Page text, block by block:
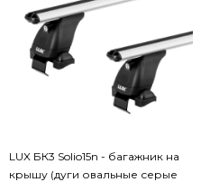
LUX БК3 Solio15n - багажник на
крышу (дуги овальные серые